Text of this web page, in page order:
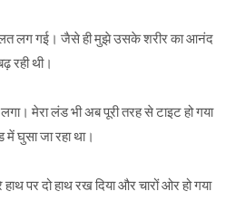
लत लग गई। जैसे ही मुझे उसके शरीर का आनंद
रही थी।
लगा। मेरा लंड भी अब पूरी तरह से टाइट हो गया
में घुसा जा रहा था।
पर दो हाथ रख दिया और चारों ओर हो गया